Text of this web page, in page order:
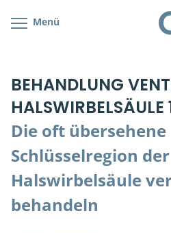
Menü
BEHANDLUNG
HALSWIRBELSÄULE
Die oft übersehene
Schlüsselregion der
Halswirbelsäule
behandeln
Cranial/Neurale Osteopathie
Parietale Osteopathie
Viszerale Osteopathie
Klinische & Praktische Kurse
Prüfung & Zertifikation
Bonus-Programm
Veranstaltungsticket DB
Wissenswertes
Teilnehmerliste
Stellenbörse
Soziales Engagement